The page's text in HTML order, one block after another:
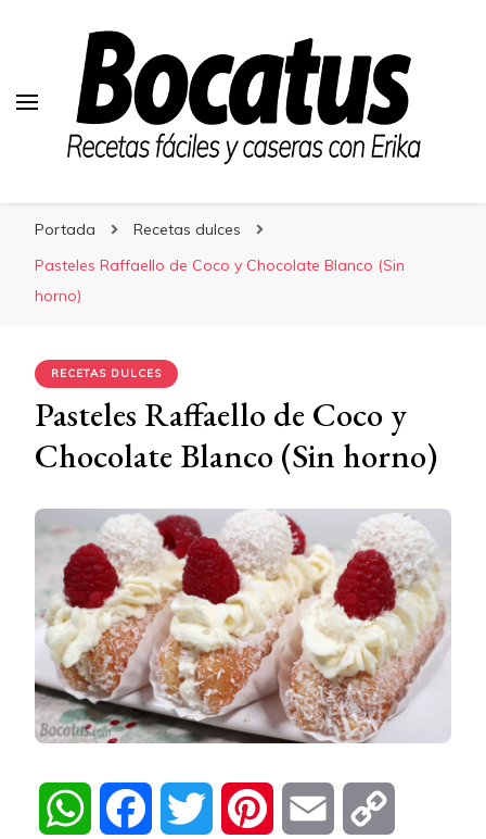
Portada
Recetas dulces
Pasteles Raffaello de Coco y Chocolate Blanco (Sin
horno)
RECETAS DULCES
Pasteles Raffaello de Coco y
Chocolate Blanco (Sin horno)
WhatsAppFacebook Twitter Pinterest Email